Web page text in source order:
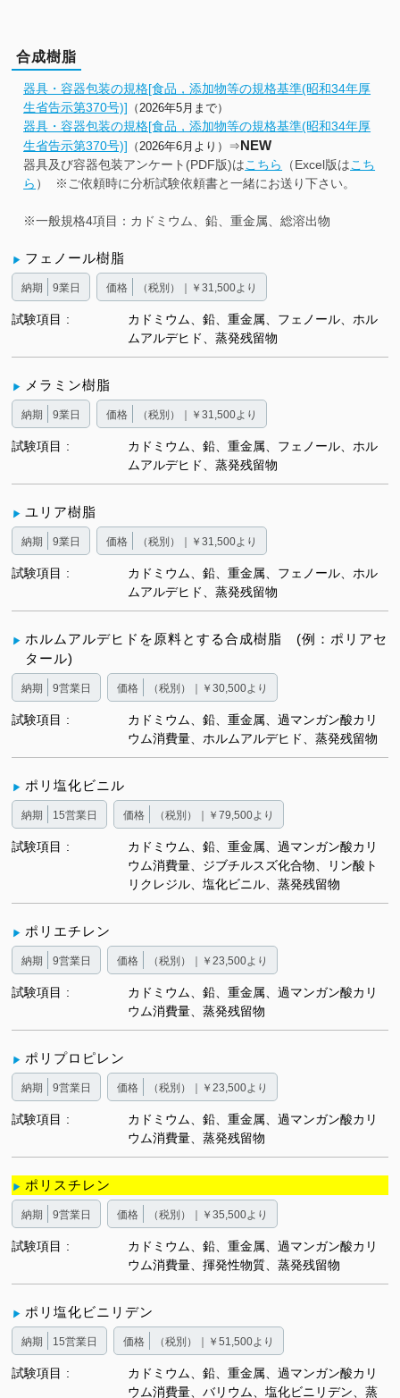
合成樹脂
器具・容器包装の規格[食品，添加物等の規格基準(昭和34年厚
生省告示第370号)] （2026年5月まで）
器具・容器包装の規格[食品，添加物等の規格基準(昭和34年厚
生省告示第370号)] （2026年6月より）⇒NEW
器具及び容器包装アンケート(PDF版)はこちら （Excel版はこち
ら ） ※ご依頼時に分析試験依頼書と一緒にお送り下さい。
※一般規格4項目：カドミウム、鉛、重金属、総溶出物
フェノール樹脂
納期 9業日 価格 （税別）｜￥31,500より
試験項目
カドミウム、鉛、重金属、フェノール、ホル
ムアルデヒド、蒸発残留物
メラミン樹脂
納期 9業日 価格 （税別）｜￥31,500より
試験項目
カドミウム、鉛、重金属、フェノール、ホル
ムアルデヒド、蒸発残留物
ユリア樹脂
納期 9業日 価格 （税別）｜￥31,500より
試験項目
カドミウム、鉛、重金属、フェノール、ホル
ムアルデヒド、蒸発残留物
ホルムアルデヒドを原料とする合成樹脂 (例：ポリアセ
タール)
納期 9営業日 価格 （税別）｜￥30,500より
試験項目
カドミウム、鉛、重金属、過マンガン酸カリ
ウム消費量、ホルムアルデヒド、蒸発残留物
ポリ塩化ビニル
納期 15営業日 価格 （税別）｜￥79,500より
試験項目
カドミウム、鉛、重金属、過マンガン酸カリ
ウム消費量、ジブチルスズ化合物、リン酸ト
リクレジル、塩化ビニル、蒸発残留物
ポリエチレン
納期 9営業日 価格 （税別）｜￥23,500より
試験項目
カドミウム、鉛、重金属、過マンガン酸カリ
ウム消費量、蒸発残留物
ポリプロピレン
納期 9営業日 価格 （税別）｜￥23,500より
試験項目
カドミウム、鉛、重金属、過マンガン酸カリ
ウム消費量、蒸発残留物
ポリスチレン
納期 9営業日 価格 （税別）｜￥35,500より
試験項目
カドミウム、鉛、重金属、過マンガン酸カリ
ウム消費量、揮発性物質、蒸発残留物
ポリ塩化ビニリデン
納期 15営業日 価格 （税別）｜￥51,500より
試験項目
カドミウム、鉛、重金属、過マンガン酸カリ
ウム消費量、バリウム、塩化ビニリデン、蒸